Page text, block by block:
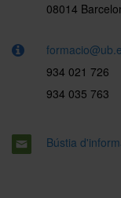
08014
934 021 726
934 035 763
Bústia